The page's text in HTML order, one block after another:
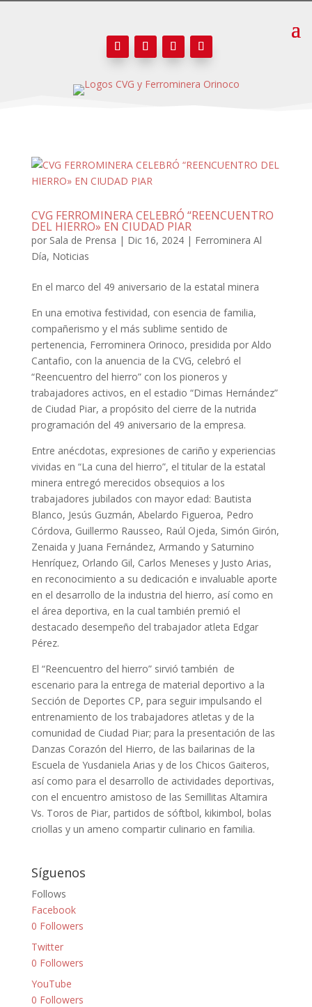
CVG FERROMINERA CELEBRÓ “REENCUENTRO
DEL HIERRO» EN CIUDAD PIAR
por Sala de Prensa | Dic 16, 2024| Ferrominera Al
Día, Noticias
En el marco del 49 aniversario de la estatal minera
En una emotiva festividad, con esencia de familia,
compañerismo y el más sublime sentido de
pertenencia, Ferrominera Orinoco, presidida por Aldo
Cantafio, con la anuencia de la CVG, celebró el
“Reencuentro del hierro” con los pioneros y
trabajadores activos, en el estadio “Dimas Hernández”
de Ciudad Piar, a propósito del cierre de la nutrida
programación del 49 aniversario de la empresa.
Entre anécdotas, expresiones de cariño y experiencias
vividas en “La cuna del hierro”, el titular de la estatal
minera entregó merecidos obsequios a los
trabajadores jubilados con mayor edad: Bautista
Blanco, Jesús Guzmán, Abelardo Figueroa, Pedro
Córdova, Guillermo Rausseo, Raúl Ojeda, Simón Girón,
Zenaida y Juana Fernández, Armando y Saturnino
Henríquez, Orlando Gil, Carlos Meneses y Justo Arias,
en reconocimiento a su dedicación e invaluable aporte
en el desarrollo de la industria del hierro, así como en
el área deportiva, en la cual también premió el
destacado desempeño del trabajador atleta Edgar
Pérez.
El “Reencuentro del hierro” sirvió también de
escenario para la entrega de material deportivo a la
Sección de Deportes CP, para seguir impulsando el
entrenamiento de los trabajadores atletas y de la
comunidad de Ciudad Piar; para la presentación de las
Danzas Corazón del Hierro, de las bailarinas de la
Escuela de Yusdaniela Arias y de los Chicos Gaiteros,
así como para el desarrollo de actividades deportivas,
con el encuentro amistoso de las Semillitas Altamira
Vs. Toros de Piar, partidos de sóftbol, kikimbol, bolas
criollas y un ameno compartir culinario en familia.
Síguenos
Follows
Facebook
0 Followers
Twitter
0 Followers
YouTube
0 Followers